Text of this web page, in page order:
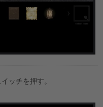
ッチを押す。